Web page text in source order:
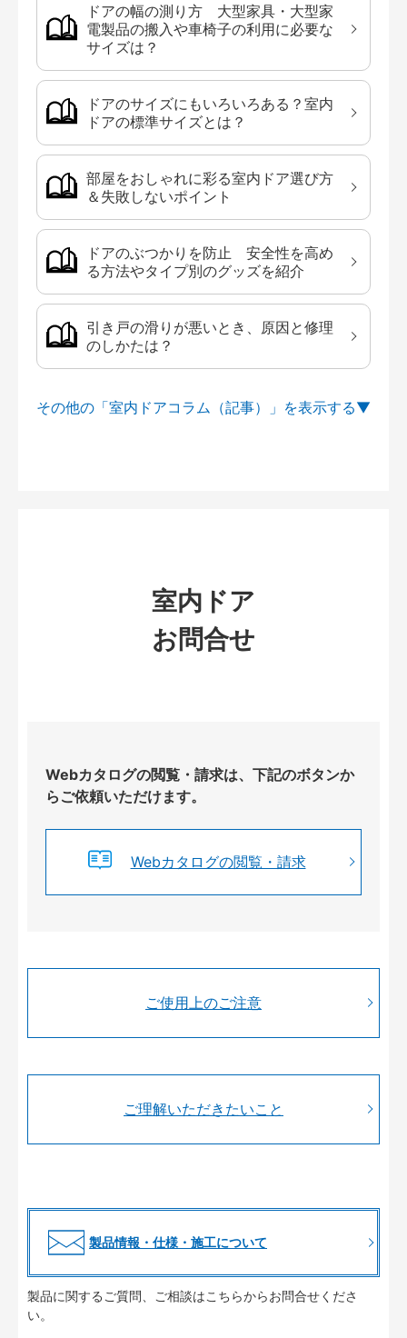
ドアの幅の測り方 大型家具・大型家
電製品の搬入や車椅子の利用に必要な
サイズは？
ドアのサイズにもいろいろある？室内
ドアの標準サイズとは？
部屋をおしゃれに彩る室内ドア選び方
＆失敗しないポイント
ドアのぶつかりを防止 安全性を高め
る方法やタイプ別のグッズを紹介
引き戸の滑りが悪いとき、原因と修理
のしかたは？
その他の「室内ドアコラム（記事）」を
室内ドア
お問合せ
Webカタログの閲覧・請求は、下記のボタンか
らご依頼いただけます。
Webカタログの閲覧・請求
ご使用上のご注意
ご理解いただきたいこと
製品情報・仕様・施工について
製品に関するご質問、ご相談はこちらからお問合せくださ
い。